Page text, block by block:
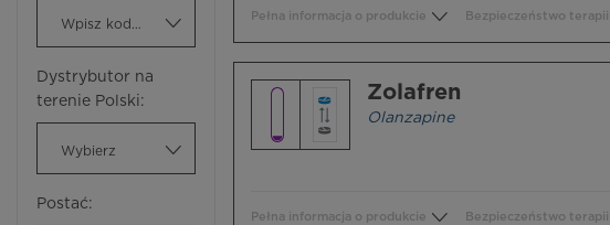
Dystrybutor na
terenie Polski:
Wybierz
Postać:
Pełna informacja o produkcie Bezpieczeństwo terapii
Zolafren
Olanzapine
Pełna informacja o produkcie Bezpieczeństwo terapii